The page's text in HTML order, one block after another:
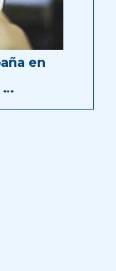
en
…